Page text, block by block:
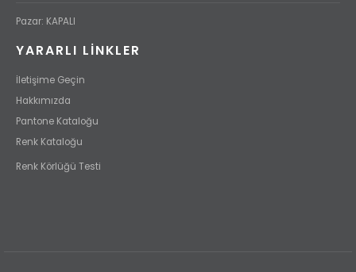
Pazar: KAPALI
YARARLI LİNKLER
İletişime Geçin
Hakkımızda
Pantone Kataloğu
Renk Kataloğu
Renk Körlüğü Testi